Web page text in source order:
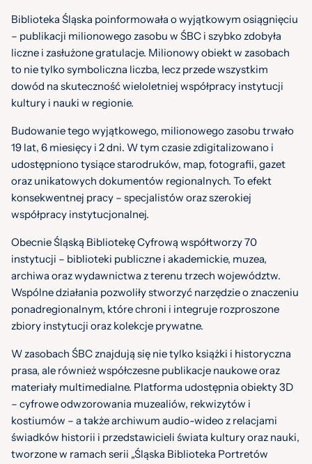
Biblioteka Śląska poinformowała o wyjątkowym osiągnięciu
– publikacji milionowego zasobu w ŚBC i szybko zdobyła
liczne i zasłużone gratulacje. Milionowy obiekt w zasobach
to nie tylko symboliczna liczba, lecz przede wszystkim
dowód na skuteczność wieloletniej współpracy instytucji
kultury i nauki w regionie.
Budowanie tego wyjątkowego, milionowego zasobu trwało
19 lat, 6 miesięcy i 2 dni. W tym czasie zdigitalizowano i
udostępniono tysiące starodruków, map, fotografii, gazet
oraz unikatowych dokumentów regionalnych. To efekt
konsekwentnej pracy – specjalistów oraz szerokiej
współpracy instytucjonalnej.
Obecnie Śląską Bibliotekę Cyfrową współtworzy 70
instytucji – biblioteki publiczne i akademickie, muzea,
archiwa oraz wydawnictwa z terenu trzech województw.
Wspólne działania pozwoliły stworzyć narzędzie o znaczeniu
ponadregionalnym, które chroni i integruje rozproszone
zbiory instytucji oraz kolekcje prywatne.
W zasobach ŚBC znajdują się nie tylko książki i historyczna
prasa, ale również współczesne publikacje naukowe oraz
materiały multimedialne. Platforma udostępnia obiekty 3D
– cyfrowe odwzorowania muzealiów, rekwizytów i
kostiumów – a także archiwum audio-wideo z relacjami
świadków historii i przedstawicieli świata kultury oraz nauki,
tworzone w ramach serii „Śląska Biblioteka Portretów